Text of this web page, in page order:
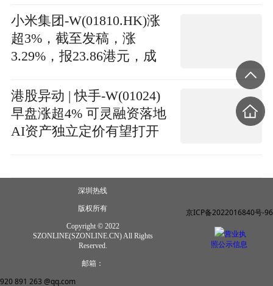
小米集团-W(01810.HK)涨
超3%，截至发稿，涨
3.29%，报23.86港元，成
港股异动 | 快手-W(01024)
早盘涨超4% 可灵融资落地
AI资产独立定价有望打开
深圳热线
版权所有
Copyright © 2022
SZONLINE(SZONLINE.CN) All Rights
Reserved.
邮箱：
920 891 263 @qq.com
京ICP备2022016840号-96
营业执
照公示信息